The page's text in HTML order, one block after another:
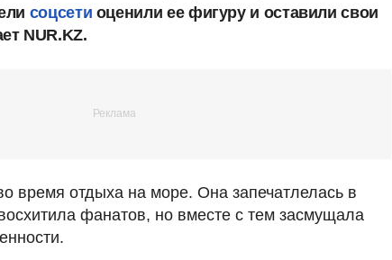
соцсети оценили ее фигуру и оставили свои
NUR.KZ.
время отдыха на море. Она запечатлелась в
фанатов, но вместе с тем засмущала